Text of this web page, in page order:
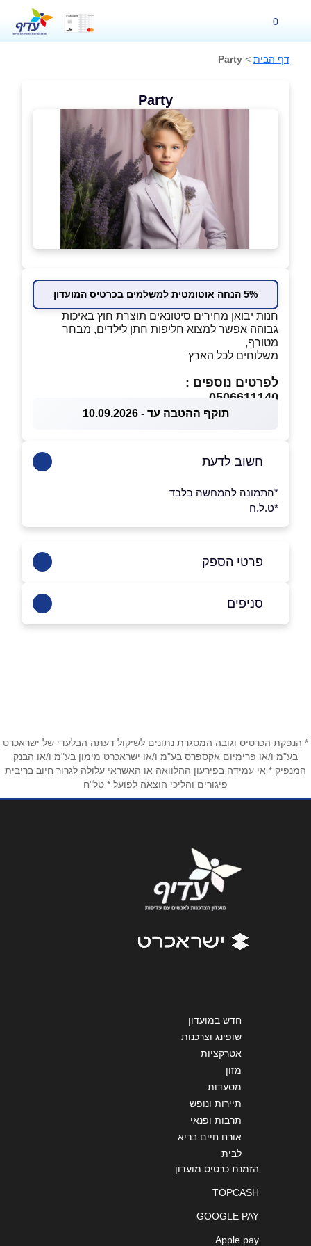
0
דף הבית >
Party
Party
5% הנחה אוטומטית למשלמים בכרטיס המועדון
חנות יבואן מחירים סיטונאים תוצרת חוץ באיכות
גבוהה אפשר למצוא חליפות חתן לילדים, מבחר
מטורף,
משלוחים לכל הארץ
לפרטים נוספים :
0506611140
תוקף ההטבה עד - 10.09.2026
חשוב לדעת
*התמונה להמחשה בלבד
*ט.ל.ח
פרטי הספק
בפייסבוק
טלפון*
אנא חזרו אלי בקשר ל...
סניפים
* הנפקת הכרטיס וגובה המסגרת נתונים לשיקול דעתה הבלעדי של ישראכרט
בע"מ ו/או פרימיום אקספרס בע"מ ו/או ישראכרט מימון בע"מ ו/או הבנק
המנפיק * אי עמידה בפירעון ההלוואה או האשראי עלולה לגרור חיוב בריבית
פיגורים והליכי הוצאה לפועל * טל"ח
חדש במועדון
שופינג וצרכנות
אטרקציות
מזון
מסעדות
תיירות ונופש
תרבות ופנאי
אורח חיים בריא
לבית
הזמנת כרטיס מועדון
TOPCASH
GOOGLE PAY
Apple pay